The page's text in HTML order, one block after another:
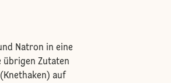
Natron in eine
übrigen Zutaten
auf